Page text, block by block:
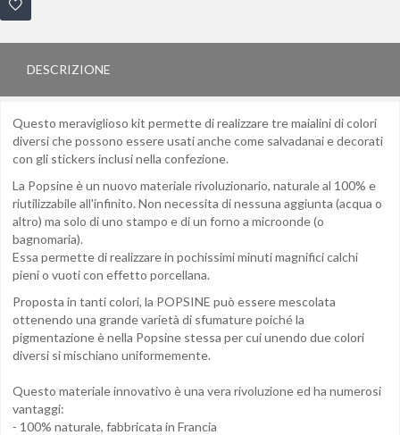
DESCRIZIONE
Questo meraviglioso kit permette direalizzare tre maialini di colori
diversi che possono essere usati anche come salvadanai e decorati
con gli stickers inclusi nella confezione.
La Popsine è un nuovo materiale rivoluzionario, naturale al 100% e
riutilizzabile all'infinito. Non necessita di nessuna aggiunta (acqua o
altro) ma solo di uno stampo e di un forno a microonde (o
bagnomaria).
Essa permette di realizzare in pochissimi minuti magnifici calchi
pieni o vuoti con effetto porcellana.
Proposta in tanti colori, la POPSINE può essere mescolata
ottenendo una grande varietà di sfumature poiché la
pigmentazione è nella Popsine stessa per cui unendo due colori
diversi si mischiano uniformemente.
Questo materiale innovativo è una vera rivoluzione ed ha numerosi
vantaggi:
- 100% naturale, fabbricata in Francia